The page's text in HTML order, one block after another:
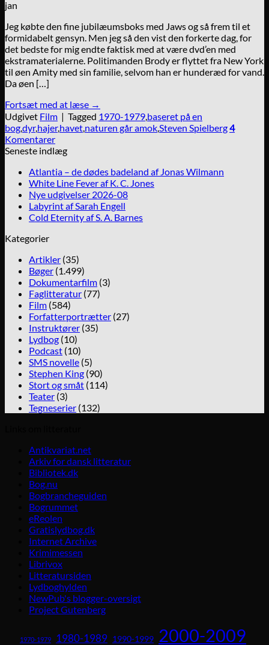
jan
Jeg købte den fine jubilæumsboks med Jaws og så frem til et
formidabelt gensyn. Men jeg så den vist den forkerte dag, for
det bedste for mig endte faktisk med at være dvd’en med
ekstramaterialerne. Politimanden Brody er flyttet fra New York
til øen Amity med sin familie, selvom han er hunderæd for vand.
Da øen […]
Fortsæt med at læse →
Udgivet Film | Tagged 1970-1979,baseret på en
bog,dyr,hajer,havet,naturen går amok,Steven Spielberg4
Komentarer
Seneste indlæg
Atlantia – de dødes badeland af Jonas Wilmann
White Line Fever af K. C. Jones
Nye udgivelser 2026-08
Labyrint af Sarah Engell
Cold Eternity af S. A. Barnes
Kategorier
Artikler (35)
Bøger (1.499)
Dokumentarfilm (3)
Faglitteratur (77)
Film (584)
Forfatterportrætter (27)
Instruktører (35)
Lydbog (10)
Podcast (10)
SMS novelle (5)
Stephen King (90)
Stort og småt (114)
Teater (3)
Tegneserier (132)
Antikvariat.net
Arkiv for dansk litteratur
Bibliotek.dk
Bog.nu
Bogbrancheguiden
Bogrummet
eReolen
Gratislydbog.dk
Internet Archive
Krimimessen
Librivox
Litteratursiden
Lydboghylden
NewPub's blogger-oversigt
Project Gutenberg
1970-1979 1980-1989 1990-1999 2000-2009